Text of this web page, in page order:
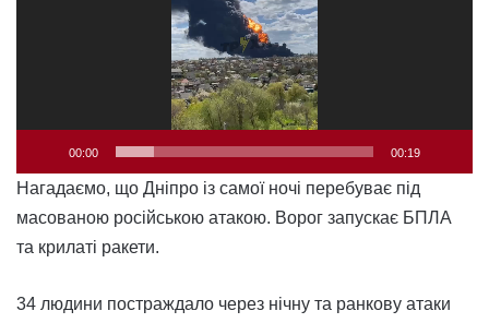
00:00 00:19
Нагадаємо, що Дніпро із самої ночі перебуває під
масованою російською атакою. Ворог запускає БПЛА
та крилаті ракети.
34 людини постраждало через нічну та ранкову атаки